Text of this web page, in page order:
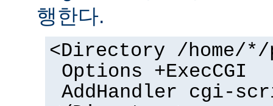
행한다.
<Directory /home/
Options +ExecCGI
AddHandler cgi-